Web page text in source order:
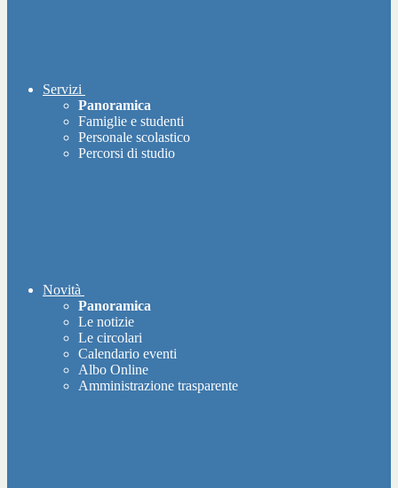
Servizi
Panoramica
Famiglie e studenti
Personale scolastico
Percorsi di studio
Novità
Panoramica
Le notizie
Le circolari
Calendario eventi
Albo Online
Amministrazione trasparente